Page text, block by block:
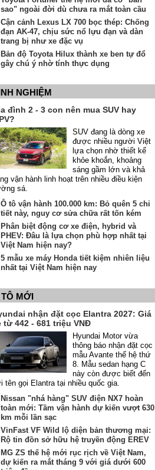
sao" ngoài đời dù chưa ra mắt toàn cầu
Cận cảnh Lexus LX 700 bọc thép: Chống
đạn AK-47, chịu sức nổ lựu đạn và dàn
trang bị như xe đặc vụ
Bản độ Toyota Hilux thành xe ben tự đổ
gây chú ý nhờ tính thực dụng
NGHIỆM
đình 2 - 3 con nên mua SUV hay
SUV đang là dòng xe
được nhiều người Việt
lựa chọn nhờ thiết kế
khỏe khoắn, khoảng
sáng gầm lớn và khả
vận hành linh hoạt trên nhiều điều kiện
sá.
Ô tô vận hành 100.000 km: Bỏ quên 5 chi
tiết này, nguy cơ sửa chữa rất tốn kém
Phân biệt động cơ xe điện, hybrid và
PHEV: Đâu là lựa chọn phù hợp nhất tại
Việt Nam hiện nay?
5 mẫu xe máy Honda tiết kiệm nhiên liệu
nhất tại Việt Nam hiện nay
MỚI
nhận đặt cọc Elantra 2027: Giá
từ 442 - 681 triệu VNĐ
Hyundai Motor vừa
thông báo nhận đặt cọc
mẫu Avante thế hệ thứ
8. Mẫu sedan hạng C
này còn được biết đến
tên gọi Elantra tại nhiều quốc gia.
Nissan "nhá hàng" SUV điện NX7 hoàn
toàn mới: Tầm vận hành dự kiến vượt 630
km mỗi lần sạc
VinFast VF Wild lộ diện bản thương mại:
Rộ tin đồn sở hữu hệ truyền động EREV
MG ZS thế hệ mới rục rịch về Việt Nam,
dự kiến ra mắt tháng 9 với giá dưới 600